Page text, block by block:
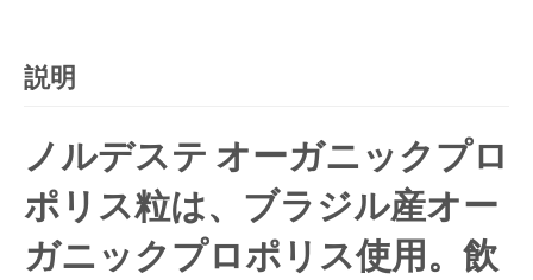
説明
ノルデステ オーガニックプロ
ポリス粒は、ブラジル産オー
ガニックプロポリス使用。飲